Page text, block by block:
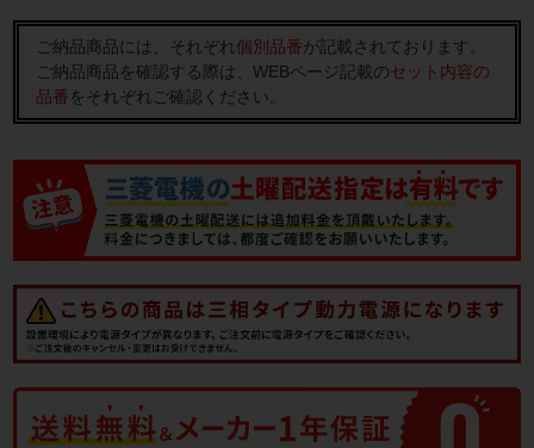
ご納品商品には、それぞれ個別品番が記載されております。
ご納品商品を確認する際は、WEBページ記載のセット内容の
品番をそれぞれご確認ください。